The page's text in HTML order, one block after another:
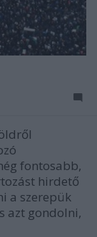
fontosabb,
hirdető
a szerepük
azt gondolni,